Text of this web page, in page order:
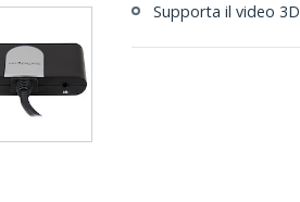
Supporta il video 3D